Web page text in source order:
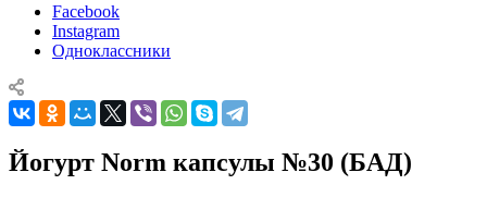
Facebook
Instagram
Одноклассники
Йогурт Norm капсулы №30 (БАД)